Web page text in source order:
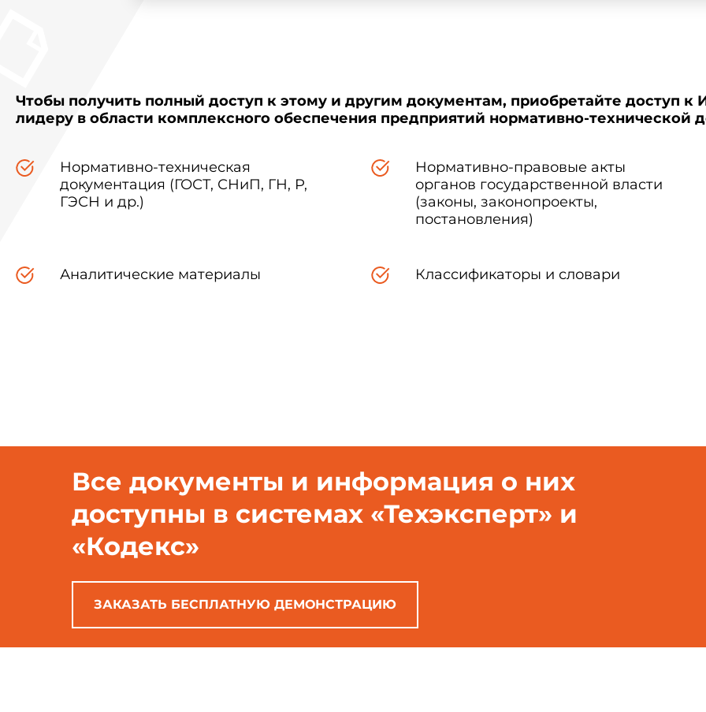
Чтобы получить полный доступ к этому и другим документам, приобретайте доступ к
лидеру в области комплексного обеспечения предприятий нормативно-технической
Нормативно-техническая
документация (ГОСТ, СНиП, ГН, Р,
ГЭСН и др.)
Нормативно-правовые акты
органов государственной власти
(законы, законопроекты,
постановления)
Аналитические материалы Классификаторы и словари
Все документы и информация о них
доступны в системах «Техэксперт» и
«Кодекс»
ЗАКАЗАТЬ БЕСПЛАТНУЮ ДЕМОНСТРАЦИЮ